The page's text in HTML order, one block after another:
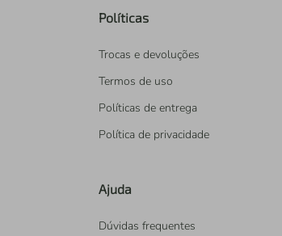
Políticas
Trocas e devoluções
Termos de uso
Políticas de entrega
Política de privacidade
Ajuda
Dúvidas frequentes